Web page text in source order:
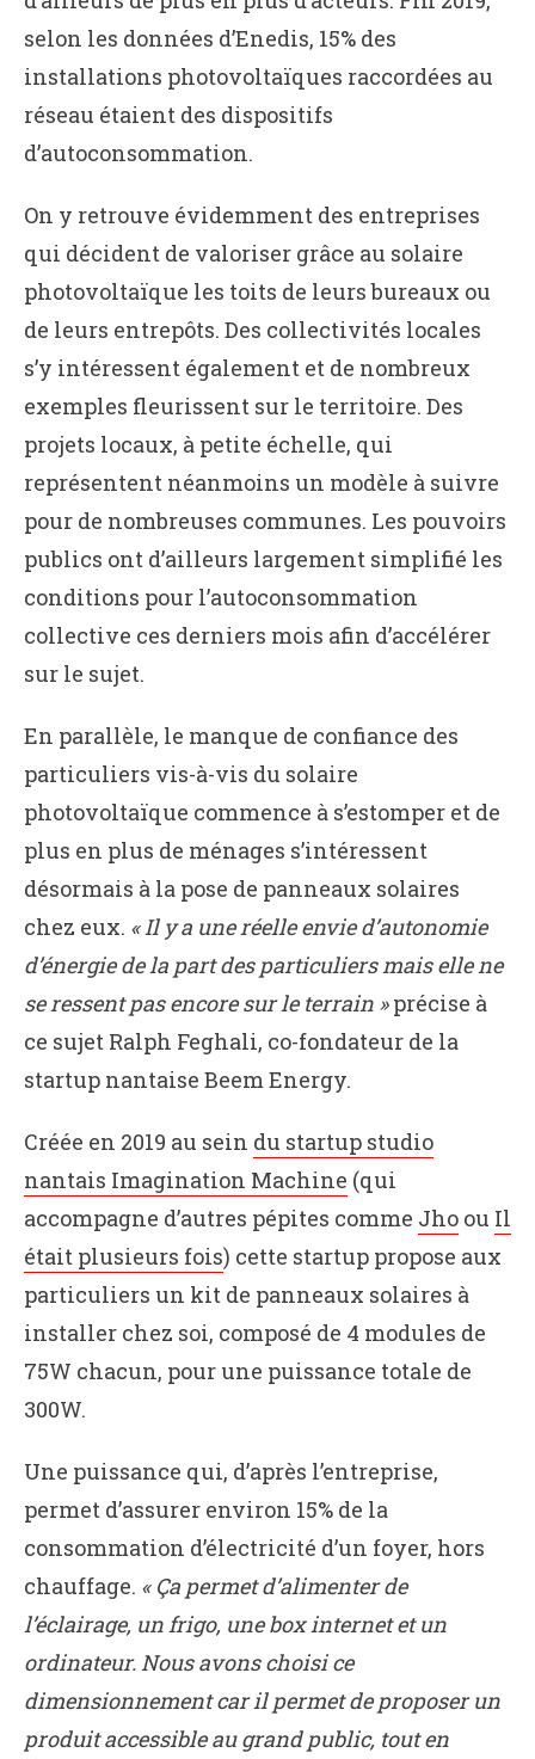
selon les données d’Enedis, 15% des
installations photovoltaïques raccordées au
réseau étaient des dispositifs
d’autoconsommation.
On y retrouve évidemment des entreprises
qui décident de valoriser grâce au solaire
photovoltaïque les toits de leurs bureaux ou
de leurs entrepôts. Des collectivités locales
s’y intéressent également et de nombreux
exemples fleurissent sur le territoire. Des
projets locaux, à petite échelle, qui
représentent néanmoins un modèle à suivre
pour de nombreuses communes. Les pouvoirs
publics ont d’ailleurs largement simplifié les
conditions pour l’autoconsommation
collective ces derniers mois afin d’accélérer
sur le sujet.
En parallèle, le manque de confiance des
particuliers vis-à-vis du solaire
photovoltaïque commence à s’estomper et de
plus en plus de ménages s’intéressent
désormais à la pose de panneaux solaires
chez eux. « Il y a une réelle envie d’autonomie
d’énergie de la part des particuliers mais elle ne
se ressent pas encore sur le terrain »précise à
ce sujet Ralph Feghali, co-fondateur de la
startup nantaise Beem Energy.
Créée en 2019 au sein du startup studio
nantais Imagination Machine (qui
accompagne d’autres pépites comme Jho ou Il
était plusieurs fois) cette startup propose aux
particuliers un kit de panneaux solaires à
installer chez soi, composé de 4 modules de
75W chacun, pour une puissance totale de
300W.
Une puissance qui, d’après l’entreprise,
permet d’assurer environ 15% de la
consommation d’électricité d’un foyer, hors
chauffage. « Ça permet d’alimenter de
l’éclairage, un frigo, une box internet et un
ordinateur. Nous avons choisi ce
dimensionnement car il permet de proposer un
produit accessible au grand public, tout en